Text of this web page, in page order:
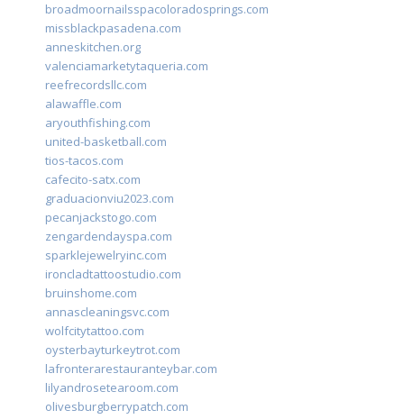
broadmoornailsspacoloradosprings.com
missblackpasadena.com
anneskitchen.org
valenciamarketytaqueria.com
reefrecordsllc.com
alawaffle.com
aryouthfishing.com
united-basketball.com
tios-tacos.com
cafecito-satx.com
graduacionviu2023.com
pecanjackstogo.com
zengardendayspa.com
sparklejewelryinc.com
ironcladtattoostudio.com
bruinshome.com
annascleaningsvc.com
wolfcitytattoo.com
oysterbayturkeytrot.com
lafronterarestauranteybar.com
lilyandrosetearoom.com
olivesburgberrypatch.com